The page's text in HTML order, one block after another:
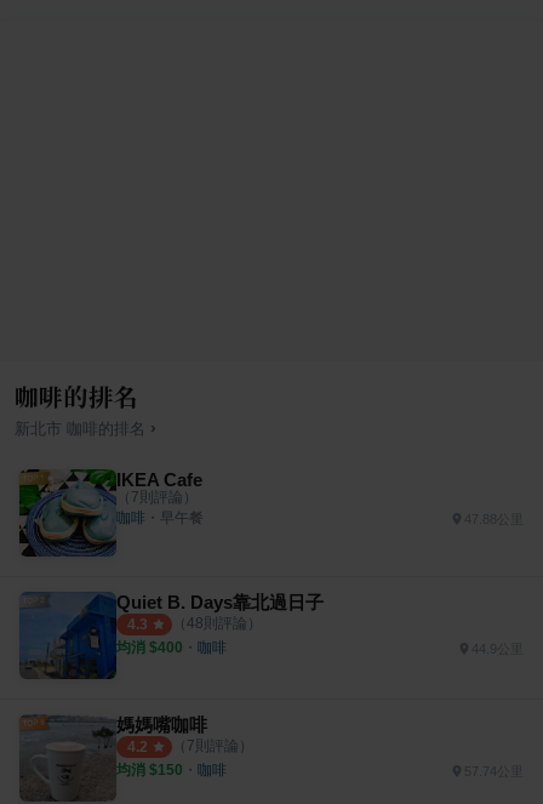
咖啡的排名
新北市 咖啡 的排名 ›
IKEA Cafe
（ 7則評論）
咖啡 ・ 早午餐 47.88公里
Quiet B. Days靠北過日子
4.3 （ 48則評論）
均消 $400 ・ 咖啡 44.9公里
媽媽嘴咖啡
4.2 （ 7則評論）
均消 $150 ・ 咖啡 57.74公里